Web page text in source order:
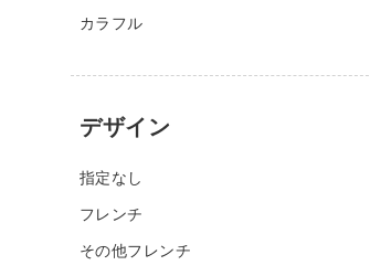
カラフル
デザイン
指定なし
フレンチ
その他フレンチ